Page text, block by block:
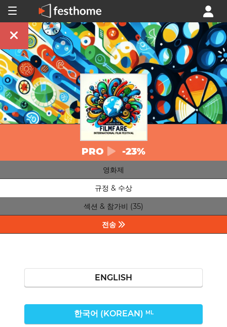
PRO -23%
영화제
규정 & 수상
섹션 & 참가비 (35)
전송
ENGLISH
한국어 (KOREAN) ML